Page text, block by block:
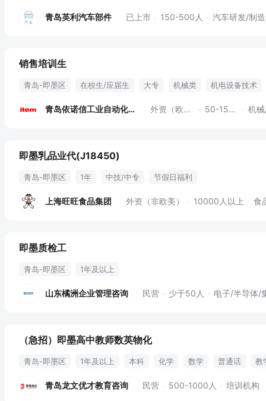
青岛英利汽车部件 已上市 150-500人 汽车研发/制造丨汽
销售培训生
青岛-即墨区 在校生/应届生 大专 机械类
机电设备技术
青岛依诺信工业自动化技术 外资（欧美） 50-150人 机械/设
即墨乳品业代(J18450)
青岛-即墨区 1年 中技/中专 节假日福利
上海旺旺食品集团 外资（非欧美） 10000人以上 食
即墨质检工
青岛-即墨区 1年及以上
山东橘洲企业管理咨询 民营 少于50人 电子/半导体/
（急招）即墨高中教师数英物化
青岛-即墨区 1年及以上 本科 化学 数学 普通话
教
青岛龙文优才教育咨询 民营 500-1000人 培训机构